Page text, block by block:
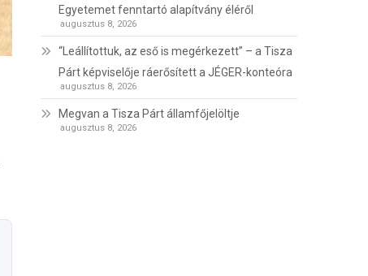
Egyetemet fenntartó alapítvány éléről
augusztus 8, 2026
“Leállítottuk, az eső is megérkezett” – a Tisza
Párt képviselője ráerősített a JÉGER-konteóra
augusztus 8, 2026
Megvan a Tisza Párt államfőjelöltje
augusztus 8, 2026